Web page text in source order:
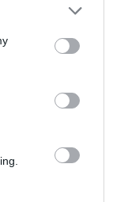
or more Google
You may click to
party tags to
in below Google
bejegyzés